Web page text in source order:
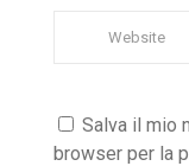
Salva il mio
browser per la